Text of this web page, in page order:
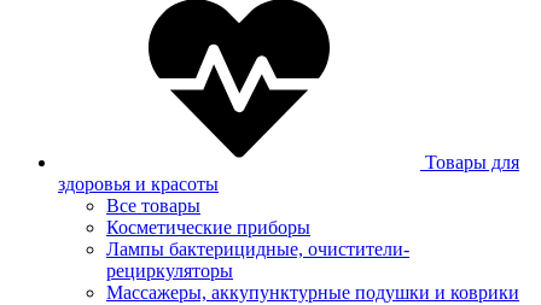
Товары для
здоровья и красоты
Все товары
Косметические приборы
Лампы бактерицидные, очистители-
рециркуляторы
Массажеры, аккупунктурные подушки и коврики